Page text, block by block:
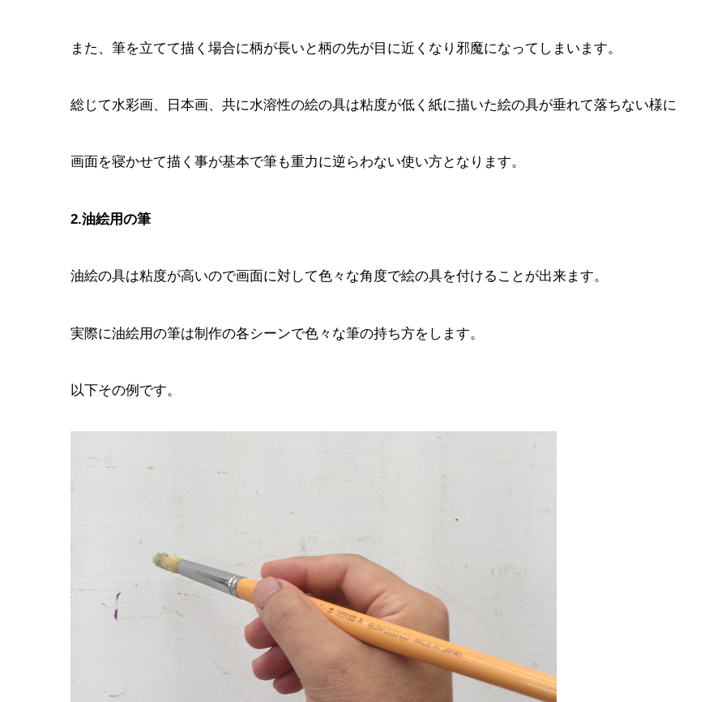
また、筆を立てて描く場合に柄が長いと柄の先が目に近くなり邪魔になってしまいます。
総じて水彩画、日本画、共に水溶性の絵の具は粘度が低く紙に描いた絵の具が垂れて落ちない様に
画面を寝かせて描く事が基本で筆も重力に逆らわない使い方となります。
2.油絵用の筆
油絵の具は粘度が高いので画面に対して色々な角度で絵の具を付けることが出来ます。
実際に油絵用の筆は制作の各シーンで色々な筆の持ち方をします。
以下その例です。